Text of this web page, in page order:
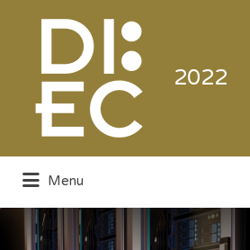
2022
Electrónica de
Buscar
Menu